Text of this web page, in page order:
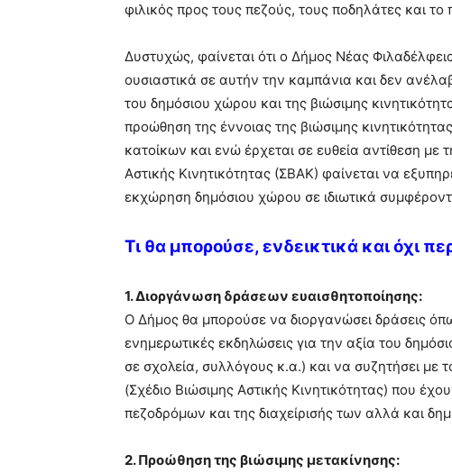
φιλικός προς τους πεζούς, τους ποδηλάτες και το
Δυστυχώς, φαίνεται ότι ο Δήμος Νέας
ουσιαστικά σε αυτήν την καμπάνια και δεν
του δημόσιου χώρου και της βιώσιμης
προώθηση της έννοιας της βιώσιμης
κατοίκων και ενώ έρχεται σε ευθεία αντίθεση με
Αστικής Κινητικότητας (ΣΒΑΚ) φαίνεται να
εκχώρηση δημόσιου χώρου σε ιδιωτικά
Τι θα μπορούσε, ενδεικτικά και όχι
1. Διοργάνωση δράσεων ευαισθητοποίησης:
Ο Δήμος θα μπορούσε να διοργανώσει δράσεις
ενημερωτικές εκδηλώσεις για την αξία του
σε σχολεία, συλλόγους κ.α.) και να συζητήσει με
(Σχέδιο Βιώσιμης Αστικής Κινητικότητας) που
πεζοδρόμων και της διαχείρισής των αλλά και
2. Προώθηση της βιώσιμης μετακίνησης: